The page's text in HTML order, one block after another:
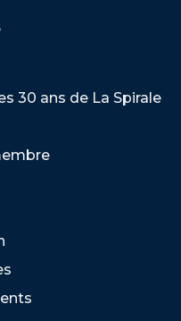
30 ans de La Spirale